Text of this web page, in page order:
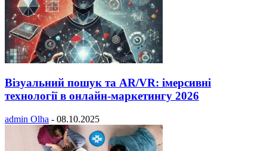
Візуальний пошук та AR/VR: імерсивні
технології в онлайн-маркетингу 2026
admin Olha - 08.10.2025